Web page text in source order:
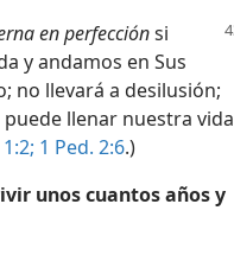
en perfecciónsi
y andamos en Sus
no llevará a desilusión;
llenar nuestra vida
1 Ped. 2:6.)
unos cuantos años y